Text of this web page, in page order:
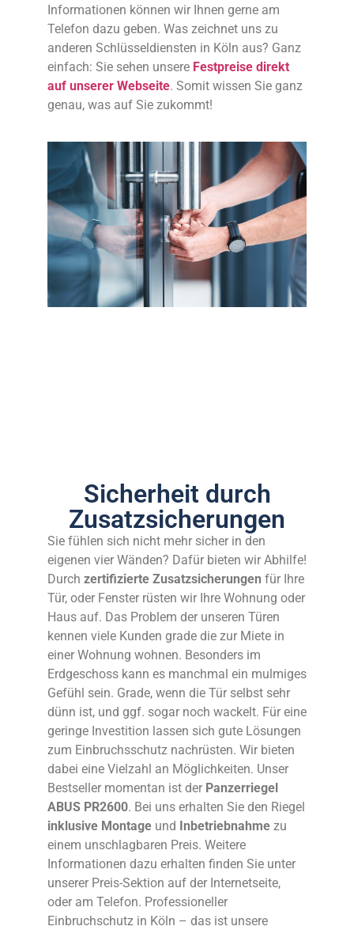
Informationen können wir Ihnen gerne am
Telefon dazu geben. Was zeichnet uns zu
anderen Schlüsseldiensten in Köln aus? Ganz
einfach: Sie sehen unsere Festpreise direkt
auf unserer Webseite. Somit wissen Sie ganz
genau, was auf Sie zukommt!
Sicherheit durch
Zusatzsicherungen
Sie fühlen sich nicht mehr sicher in den
eigenen vier Wänden? Dafür bieten wir Abhilfe!
Durch zertifizierte Zusatzsicherungen für Ihre
Tür, oder Fenster rüsten wir Ihre Wohnung oder
Haus auf. Das Problem der unseren Türen
kennen viele Kunden grade die zur Miete in
einer Wohnung wohnen. Besonders im
Erdgeschoss kann es manchmal ein mulmiges
Gefühl sein. Grade, wenn die Tür selbst sehr
dünn ist, und ggf. sogar noch wackelt. Für eine
geringe Investition lassen sich gute Lösungen
zum Einbruchsschutz nachrüsten. Wir bieten
dabei eine Vielzahl an Möglichkeiten. Unser
Bestseller momentan ist der Panzerriegel
ABUS PR2600. Bei uns erhalten Sie den Riegel
inklusive Montage und Inbetriebnahme zu
einem unschlagbaren Preis. Weitere
Informationen dazu erhalten finden Sie unter
unserer Preis-Sektion auf der Internetseite,
oder am Telefon. Professioneller
Einbruchschutz in Köln – das ist unsere